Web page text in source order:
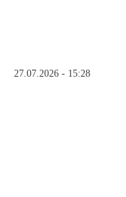
27.07.2026 - 15:28